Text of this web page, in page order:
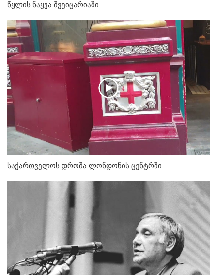
წყლის ნაყვა შვეიცარიაში
საქართველოს დროშა ლონდონის ცენტრში